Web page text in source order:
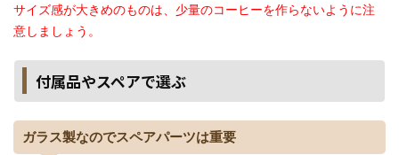
サイズ感が大きめのものは、少量のコーヒーを作らないように注
意しましょう。
付属品やスペアで選ぶ
ガラス製なのでスペアパーツは重要